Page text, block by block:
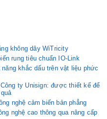
không dây WiTricity
rung tiêu chuẩn IO-Link
khắc dấu trên vật liệu phức
ty Unisign: được thiết kế để
nghệ cảm biến bản phẳng
nghệ cao thông qua nâng cấp